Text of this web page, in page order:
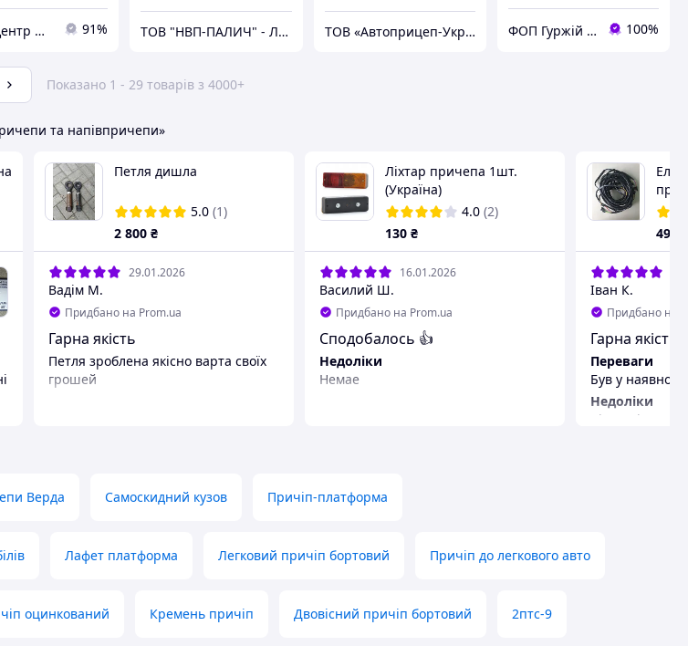
ТОВ "Центр Мийного Бізнесу" 91% ТОВ "НВП-ПАЛИЧ" - Львів ТОВ «Автоприцеп-Україна» ФОП Гуржій В. М. 100%
Показано 1 - 29 товарів з 4000+
та напівпричепи»
Петля дишла
5.0 (1)
2 800 ₴
29.01.2026
Вадім М.
Придбано на Prom.ua
Гарна якість
Петля зроблена якісно варта своїх
грошей
Ліхтар причепа 1шт.
(Україна)
4.0 (2)
130 ₴
16.01.2026
Василий Ш.
Придбано на Prom.ua
Сподобалось 👍
Недоліки
Немае
495
Іван К.
Придбано на
Гарна якість
Переваги
Був у наявності
Недоліки
Відсутні
Верда Самоскидний кузов Причіп-платформа
Лафет платформа Легковий причіп бортовий Причіп до легкового авто
оцинкований Кремень причіп Двовісний причіп бортовий 2птс-9